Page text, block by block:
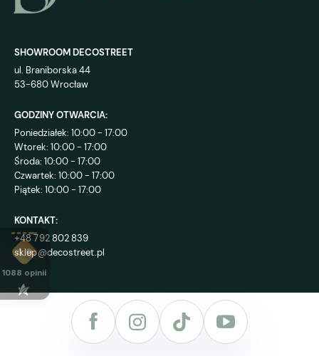
SHOWROOM DECOSTREET
ul. Braniborska 44
53-680 Wrocław
GODZINY OTWARCIA:
Poniedziałek: 10:00 - 17:00
Wtorek: 10:00 - 17:00
Środa: 10:00 - 17:00
Czwartek: 10:00 - 17:00
Piątek: 10:00 - 17:00
KONTAKT:
+48 792 802 839
sklep@decostreet.pl
4.9
1088 opinii